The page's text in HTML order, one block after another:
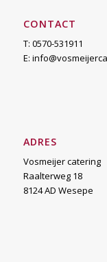
CONTACT
T: 0570-531911
E:
ADRES
Vosmeijer catering
Raalterweg 18
8124 AD Wesepe